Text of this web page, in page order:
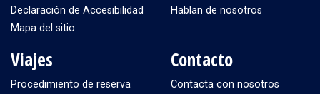
Declaración de Accesibilidad
Mapa del sitio
Hablan de nosotros
Viajes
Procedimiento de reserva
Contacto
Contacta con nosotros